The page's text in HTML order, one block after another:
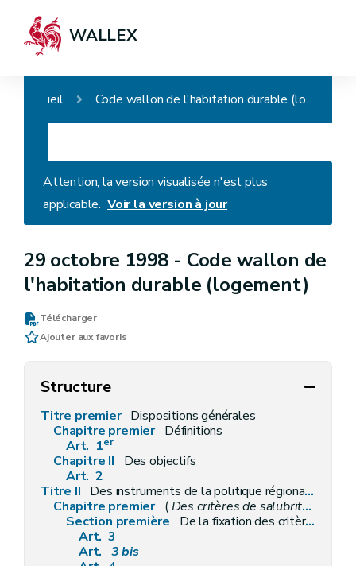
WALLEX
Accueil Code wallon de l'habitation durable (logement)
Attention, la version visualisée n'est plus
applicable. Voir la version à jour
29 octobre 1998 - Code wallon de
l'habitation durable (logement)
Télécharger
Ajouter aux favoris
Structure
Titre premier Dispositions générales
Chapitre premier Définitions
Art. 1er
Chapitre II
Des objectifs
Art. 2
Titre II Des instruments de la politique régionale du logement
Chapitre premier (Des critères de salubrité des logements et de la présence de détecteurs d'incendie
Section première
De la fixation des critères de salubrité
Art. 3
Art. 3bis